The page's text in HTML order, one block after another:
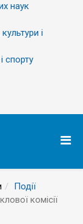
наук
і
спорту
Події
комісії